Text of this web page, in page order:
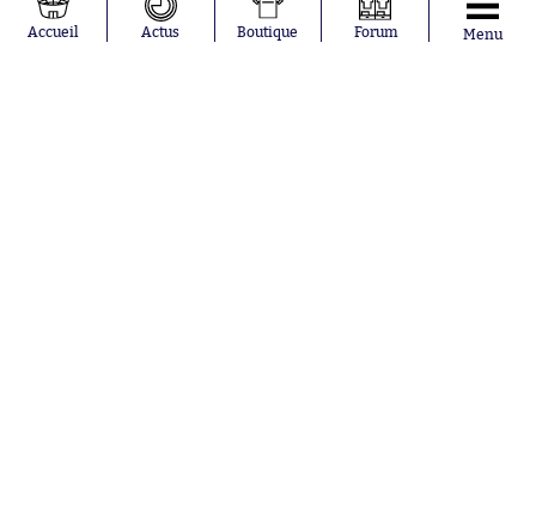
Moussa
Niakhaté
Real Madrid
RC Strasbourg
AC Milan
Accueil Actus Boutique Forum Menu